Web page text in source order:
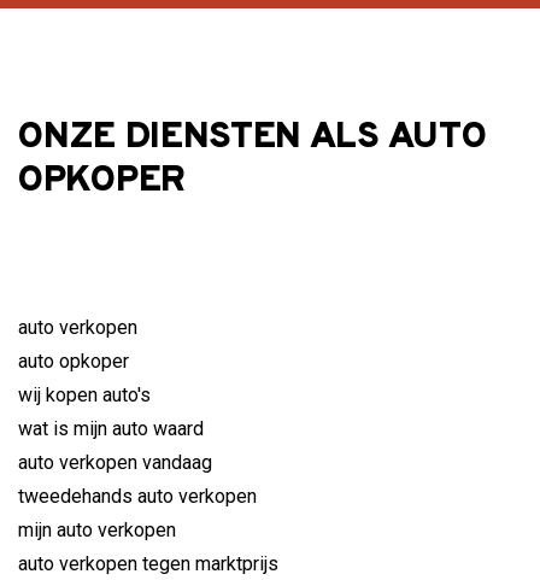
ONZE DIENSTEN ALS AUTO
OPKOPER
auto verkopen
auto opkoper
wij kopen auto's
wat is mijn auto waard
auto verkopen vandaag
tweedehands auto verkopen
mijn auto verkopen
auto verkopen tegen marktprijs